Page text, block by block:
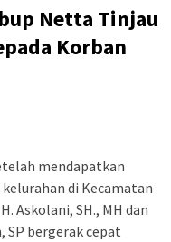
Netta Tinjau
Korban
mendapatkan
di Kecamatan
Askolani, SH., MH dan
SP bergerak cepat